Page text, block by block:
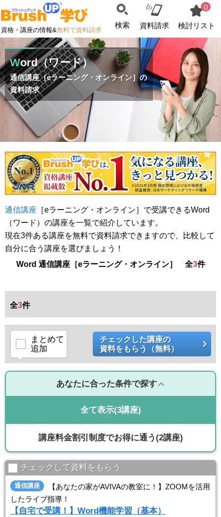
資格・講座の情報&無料で資料請求
検索 資料請求
0
検討リスト
Word（ワード）
通信講座［eラーニング・オンライン］の
資料請求
通信講座 ［eラーニング・オンライン］で受講できるWord
（ワード）の講座を一覧で紹介しています。
現在3件ある講座を無料で資料請求できますので、比較して
自分に合う講座を選びましょう！
Word 通信講座［eラーニング・オンライン］ 全3件
全3件
まとめて
追加
チェックした講座の
資料をもらう（無料）
あなたに合った条件で探す
全て表示(3講座)
講座料金割引制度でお得に通う(2講座)
チェックして資料をもらう
通信講座
【あなたの家がAVIVAの教室に！】ZOOMを活用
したライブ指導！
【自宅で受講！】Word機能学習（基本）